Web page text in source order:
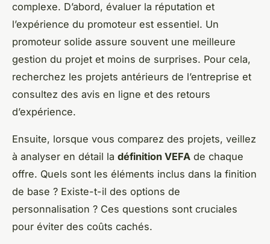
complexe. D’abord, évaluer la réputation et
l’expérience du promoteur est essentiel. Un
promoteur solide assure souvent une meilleure
gestion du projet et moins de surprises. Pour cela,
recherchez les projets antérieurs de l’entreprise et
consultez des avis en ligne et des retours
d’expérience.
Ensuite, lorsque vous comparez des projets, veillez
à analyser en détail la définition VEFA de chaque
offre. Quels sont les éléments inclus dans la finition
de base ? Existe-t-il des options de
personnalisation ? Ces questions sont cruciales
pour éviter des coûts cachés.